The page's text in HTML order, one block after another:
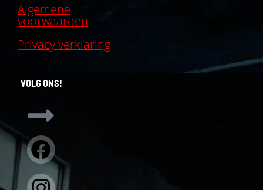
Algemene
voorwaarden
Privacy verklaring
VOLG ONS!
Facebook
Instagram
Linkedin